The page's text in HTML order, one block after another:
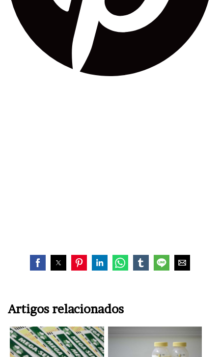
Artigos relacionados